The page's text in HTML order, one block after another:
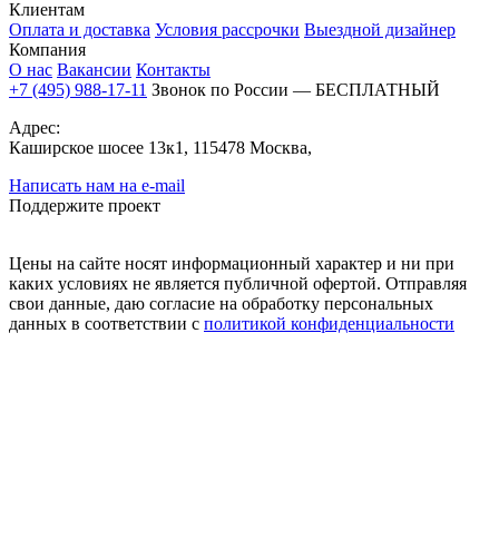
Клиентам
Оплата и доставка Условия рассрочки Выездной дизайнер
Компания
О нас Вакансии Контакты
+7 (495) 988-17-11 Звонок по России — БЕСПЛАТНЫЙ
Адрес:
Каширское шосее 13к1, 115478 Москва,
Написать нам на e-mail
Поддержите проект
Цены на сайте носят информационный характер и ни при
каких условиях не является публичной офертой. Отправляя
свои данные, даю согласие на обработку персональных
данных в соответствии с политикой конфиденциальности